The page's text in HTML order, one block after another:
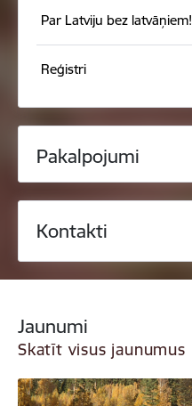
Par Latviju bez latvāņiem!
Reģistri
Pakalpojumi
Kontakti
Jaunumi
Skatīt visus jaunumus